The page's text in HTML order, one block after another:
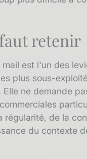
retenir
est l'un des
plus sous-
ne demande
régularité, de la
du contexte